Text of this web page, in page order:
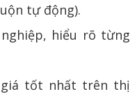
tự động).
hiểu rõ từng
tốt nhất trên thị